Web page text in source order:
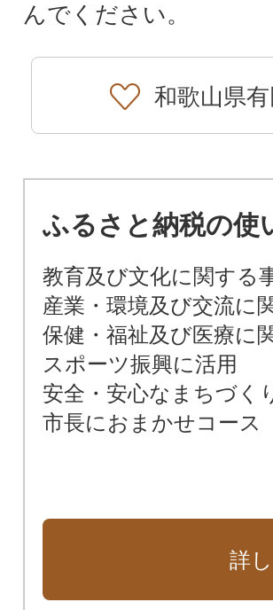
んでください。
和歌山県
ふるさと納税の使
教育及び文化に関する
産業・環境及び交流に
保健・福祉及び医療に
スポーツ振興に活用
安全・安心なまちづく
市長におまかせコース
詳